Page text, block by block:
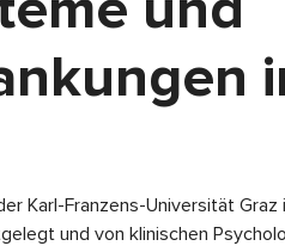
Karl-Franzens-Universität
und von klinischen